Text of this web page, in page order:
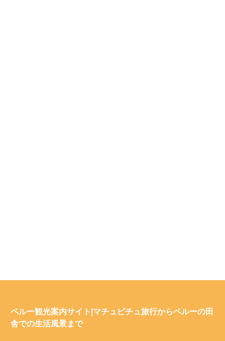
ペルー観光案内サイト|マチュピチュ旅行からペルーの田
舎での生活風景まで